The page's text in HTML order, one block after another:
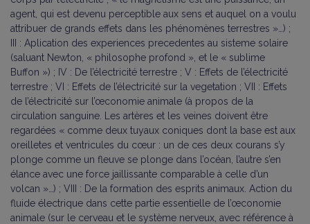
agent, qui est devenu perceptible aux sens et auquel on a voulu
attribuer de grands effets dans les phénomènes terrestres »…) ;
III : Aplication des experiences precedentes au sisteme solaire
(saluant Newton, « philosophe profond », et le « sublime
Buffon ») ; IV : De l’électricité terrestre ; V : Effets de l’électricité
terrestre ; VI : Effets de l’électricité sur la vegetation ; VII : Effets
de l’électricité sur l’œconomie animale (à propos de la
circulation sanguine. Les artères et les veines doivent être
regardées « comme deux tuyaux coniques dont la base est aux
oreilletes et ventricules du cœur : un de ces deux courans s’y
plonge comme un fleuve se plonge dans l’océan, l’autre s’en
élance avec une force jaillissante comparable à celle d’un
volcan »…) ; VIII : De la formation des esprits animaux. Action du
fluide électrique dans cette partie essentielle de l’œconomie
animale (sur le cerveau et le système nerveux, avec référence à